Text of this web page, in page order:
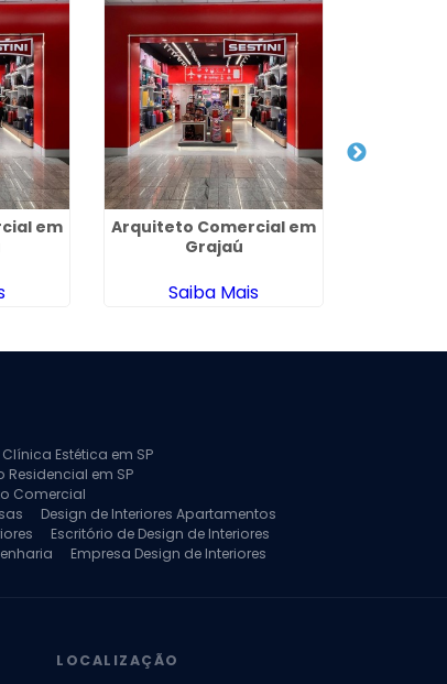
em
Arquiteto Comercial em
Grajaú
Saiba Mais
Estética em SP
Residencial em SP
Comercial
Design de Interiores Apartamentos
Escritório de Design de Interiores
Empresa Design de Interiores
LOCALIZAÇÃO